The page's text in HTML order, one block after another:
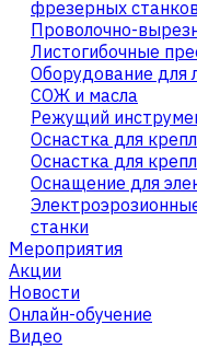
фрезерных станков
Проволочно-
Листогибочные
Оборудование для
СОЖ и масла
Режущий
Оснастка для
Оснастка для
Оснащение для
станки
Мероприятия
Акции
Новости
Онлайн-обучение
Видео